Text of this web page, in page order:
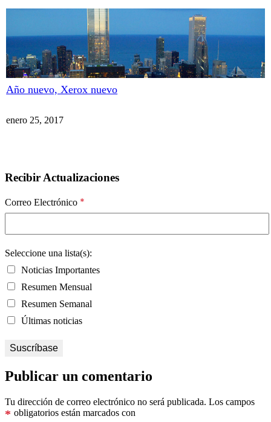
Año nuevo, Xerox nuevo
enero 25, 2017
Recibir Actualizaciones
Correo Electrónico *
Seleccione una lista(s):
Noticias Importantes
Resumen Mensual
Resumen Semanal
Últimas noticias
Publicar un comentario
Tu dirección de correo electrónico no será publicada. Los campos
obligatorios están marcados con
*